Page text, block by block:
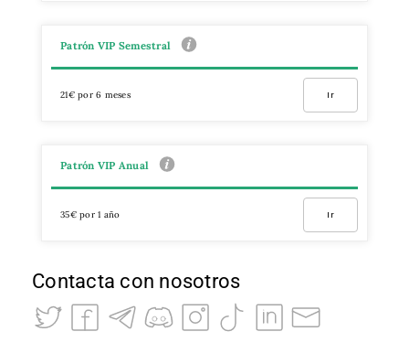
Patrón VIP Semestral
21€ por 6 meses Ir
Patrón VIP Anual
35€ por 1 año Ir
Contacta con nosotros